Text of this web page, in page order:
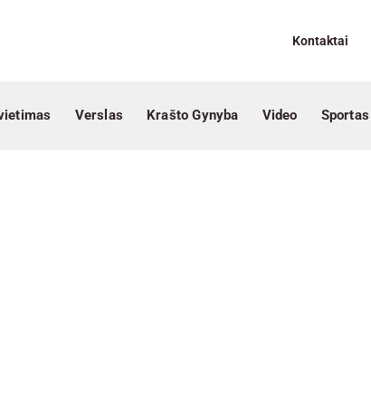
Kontaktai
Verslas Krašto Gynyba Video Sportas